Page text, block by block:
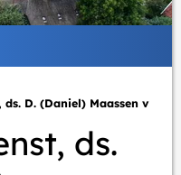
D. (Daniel) Maassen v
ds.